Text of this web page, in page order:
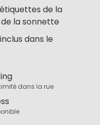
de la
la sonnette
dans le
dans la rue